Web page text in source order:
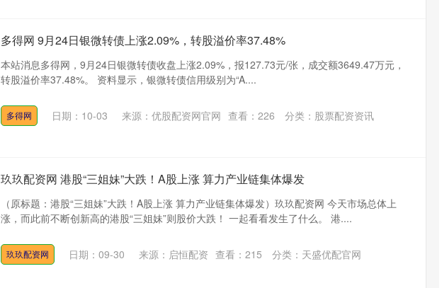
多得网 9月24日银微转债上涨2.09%，转股溢价率37.48%
本站消息多得网，9月24日银微转债收盘上涨2.09%，报127.73元/张，成交额3649.47万元，
转股溢价率37.48%。 资料显示，银微转债信用级别为“A....
多得网 日期：10-03 来源：优股配资网官网 查看： 226 分类： 股票配资资讯
玖玖配资网 港股“三姐妹”大跌！A股上涨 算力产业链集体爆发
（原标题：港股“三姐妹”大跌！A股上涨 算力产业链集体爆发）玖玖配资网 今天市场总体上
涨，而此前不断创新高的港股“三姐妹”则股价大跌！ 一起看看发生了什么。 港....
玖玖配资网 日期：09-30 来源：启恒配资 查看： 215 分类： 天盛优配官网
14110.12 -34.08 -0.24% 沪深300 4651.31 -6.85